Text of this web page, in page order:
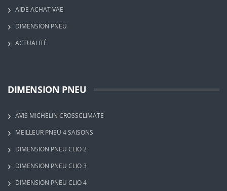
AIDE ACHAT VAE
DIMENSION PNEU
ACTUALITÉ
DIMENSION PNEU
AVIS MICHELIN CROSSCLIMATE
MEILLEUR PNEU 4 SAISONS
DIMENSION PNEU CLIO 2
DIMENSION PNEU CLIO 3
DIMENSION PNEU CLIO 4